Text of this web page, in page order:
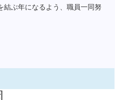
結ぶ年になるよう、職員一同努